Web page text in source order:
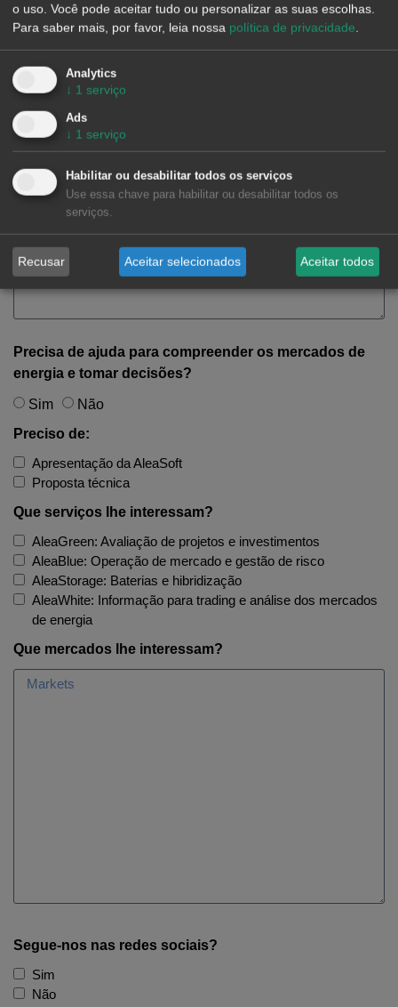
Precisa de ajuda para compreender os mercados de
energia e tomar decisões?
Sim
Não
Preciso de:
Apresentação da AleaSoft
Proposta técnica
Que serviços lhe interessam?
AleaGreen: Avaliação de projetos e investimentos
AleaBlue: Operação de mercado e gestão de risco
AleaStorage: Baterias e hibridização
AleaWhite: Informação para trading e análise dos mercados
de energia
Que mercados lhe interessam?
Segue-nos nas redes sociais?
Sim
Não
o uso. Você pode aceitar tudo ou personalizar as suas escolhas.
Para saber mais, por favor, leia nossa política de privacidade.
Analytics
↓ 1 serviço
Ads
↓ 1 serviço
Habilitar ou desabilitar todos os serviços
Use essa chave para habilitar ou desabilitar todos os
serviços.
Recusar Aceitar selecionados Aceitar todos